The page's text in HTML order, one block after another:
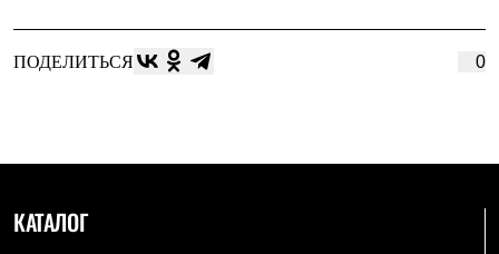
Сумки
Гермомешки
Полезные аксессуары
Ботинки
ПОДЕЛИТЬСЯ 0
КАТАЛОГ